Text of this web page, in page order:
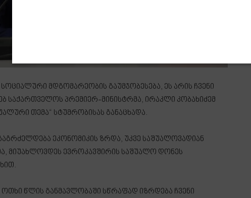
მდგომარეობის გაუმჯობესება, ეს არის ჩვენი
საქართველოს პრემიერ-მინისტრმა, ირაკლი კობახიძემ
თემა“ სტუმრობისას განაცხადა.
ეკონომიკის ზრდა, უკვე საშუალოვადიან
მიუახლოვდეს ევროკავშირის საშუალო დონეს
წლის განმავლობაში სწრაფად იზრდება ჩვენი